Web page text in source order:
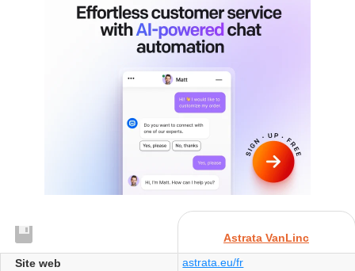
Astrata VanLinc
Site web
astrata.eu/fr